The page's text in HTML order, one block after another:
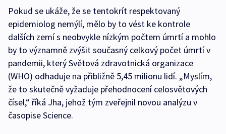
Pokud se ukáže, že se tentokrít respektovaný
epidemiolog nemýlí, mělo by to vést ke kontrole
dalších zemí s neobvykle nízkým počtem úmrtí a mohlo
by to významně zvýšit současný celkový počet úmrtí v
pandemii, který Světová zdravotnická organizace
(WHO) odhaduje na přibližně 5,45 milionu lidí. „Myslím,
že to skutečně vyžaduje přehodnocení celosvětových
čísel,“ říká Jha, jehož tým zveřejnil novou analýzu v
časopise Science.